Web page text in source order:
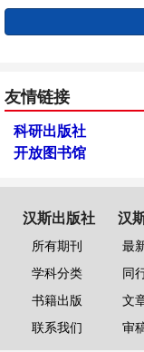
友情链接
科研出版社
开放图书馆
汉斯出版社
所有期刊
学科分类
书籍出版
联系我们
汉
最
同
文
审